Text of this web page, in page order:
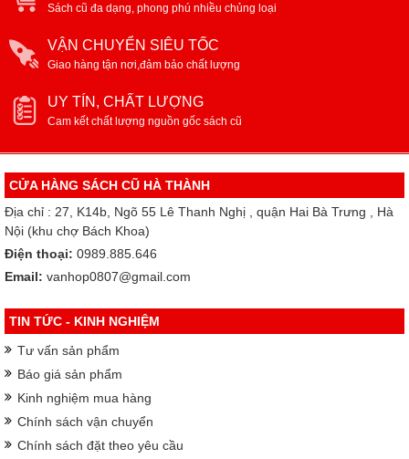
Sách cũ đa dạng, phong phú nhiều chủng loại
VẬN CHUYỂN SIÊU TỐC
Giao hàng tận nơi,đảm bảo chất lượng
UY TÍN, CHẤT LƯỢNG
Cam kết chất lượng nguồn gốc sách cũ
CỬA HÀNG SÁCH CŨ HÀ THÀNH
Địa chỉ : 27, K14b, Ngõ 55 Lê Thanh Nghị , quận Hai Bà Trưng , Hà
Nội (khu chợ Bách Khoa)
Điện thoại: 0989.885.646
Email: vanhop0807@gmail.com
TIN TỨC - KINH NGHIỆM
Tư vấn sản phẩm
Báo giá sản phẩm
Kinh nghiệm mua hàng
Chính sách vận chuyển
Chính sách đặt theo yêu cầu